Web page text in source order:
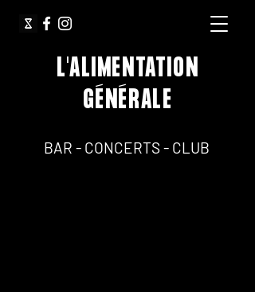
L'ALIMENTATION
GÉNÉRALE
BAR - CONCERTS - CLUB